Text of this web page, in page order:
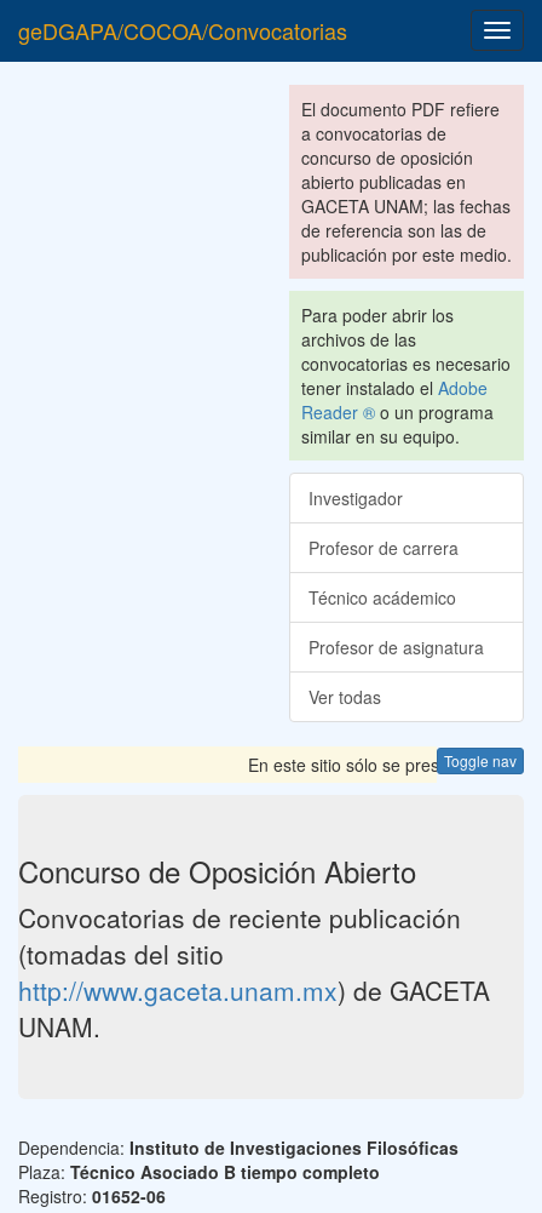
geDGAPA/COCOA/Convocatorias
El documento PDF refiere
a convocatorias de
concurso de oposición
abierto publicadas en
GACETA UNAM; las fechas
de referencia son las de
publicación por este medio.
Para poder abrir los
archivos de las
convocatorias es necesario
tener instalado el Adobe
Reader ® o un programa
similar en su equipo.
Investigador
Profesor de carrera
Técnico acádemico
Profesor de asignatura
Ver todas
Toggle nav
En este sitio sólo se presentan las
Concurso de Oposición Abierto
Convocatorias de reciente publicación
(tomadas del sitio
http://www.gaceta.unam.mx) de GACETA
UNAM.
Dependencia: Instituto de Investigaciones Filosóficas
Plaza: Técnico Asociado B tiempo completo
Registro: 01652-06